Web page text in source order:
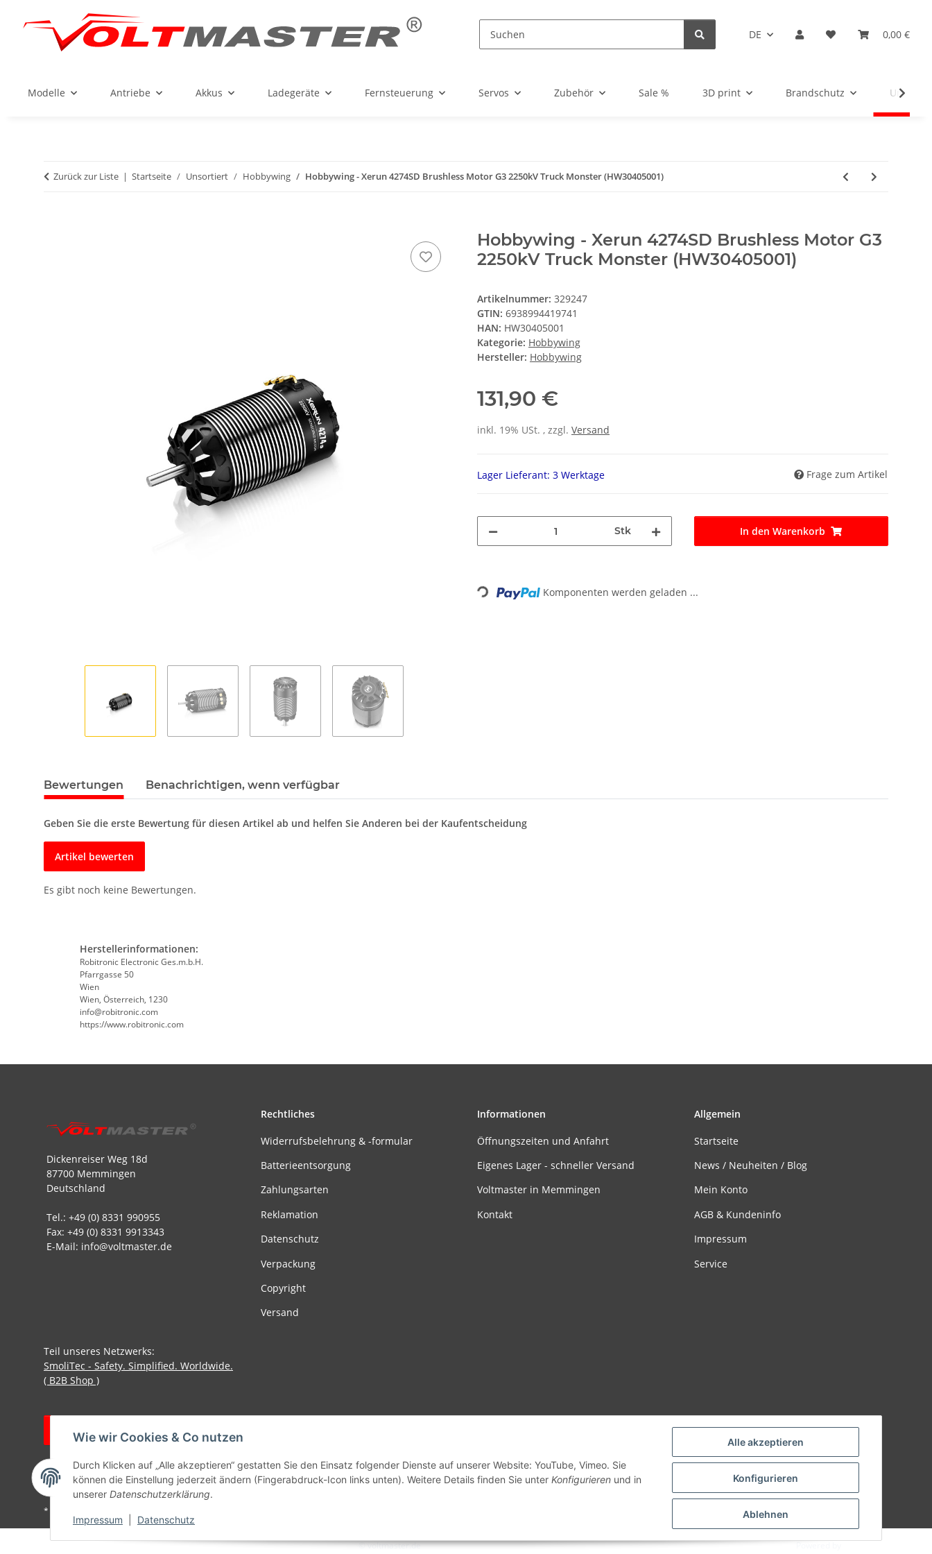
Alle akzeptieren
Konfigurieren
Ablehnen
Wie wir Cookies & Co nutzen
Durch Klicken auf „Alle akzeptieren“ gestatten Sie den Einsatz folgender Dienste auf unserer Website: YouTube, Vimeo. Sie
können die Einstellung jederzeit ändern (Fingerabdruck-Icon links unten). Weitere Details finden Sie unter Konfigurieren und in
unserer Datenschutzerklärung.
Impressum Datenschutz
DE 0,00 €
Modelle Antriebe Akkus Ladegeräte Fernsteuerung Servos Zubehör Sale % 3D print Brandschutz
Zurück zur Liste Startseite Unsortiert Hobbywing Hobbywing - Xerun 4274SD Brushless Motor G3 2250kV Truck Monster (HW30405001)
Hobbywing - Xerun 4274SD Brushless Motor G3
2250kV Truck Monster (HW30405001)
Artikelnummer: 329247
GTIN: 6938994419741
HAN: HW30405001
Kategorie: Hobbywing
Hersteller: Hobbywing
131,90 €
inkl. 19% USt. , zzgl. Versand
Lager Lieferant: 3 Werktage Frage zum Artikel
Stk In den Warenkorb
Loading... Komponenten werden geladen ...
Bewertungen Benachrichtigen, wenn verfügbar
Geben Sie die erste Bewertung für diesen Artikel ab und helfen Sie Anderen bei der Kaufentscheidung
Artikel bewerten
Es gibt noch keine Bewertungen.
Herstellerinformationen:
Robitronic Electronic Ges.m.b.H.
Pfarrgasse 50
Wien
Wien, Österreich, 1230
info@robitronic.com
https://www.robitronic.com
Dickenreiser Weg 18d
87700 Memmingen
Deutschland
Tel.: +49 (0) 8331 990955
Fax: +49 (0) 8331 9913343
E-Mail: info@voltmaster.de
Rechtliches
Widerrufsbelehrung & -formular
Batterieentsorgung
Zahlungsarten
Reklamation
Datenschutz
Verpackung
Copyright
Versand
Informationen
Öffnungszeiten und Anfahrt
Eigenes Lager - schneller Versand
Voltmaster in Memmingen
Kontakt
Allgemein
Startseite
News / Neuheiten / Blog
Mein Konto
AGB & Kundeninfo
Impressum
Service
Teil unseres Netzwerks:
SmoliTec - Safety. Simplified. Worldwide.
( B2B Shop )
Vertrag widerrufen
* Alle Preise inkl. gesetzlicher USt., zzgl.
© voltmaster.de